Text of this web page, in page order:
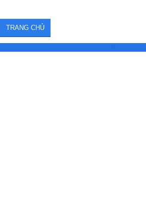
TRANG CHỦ